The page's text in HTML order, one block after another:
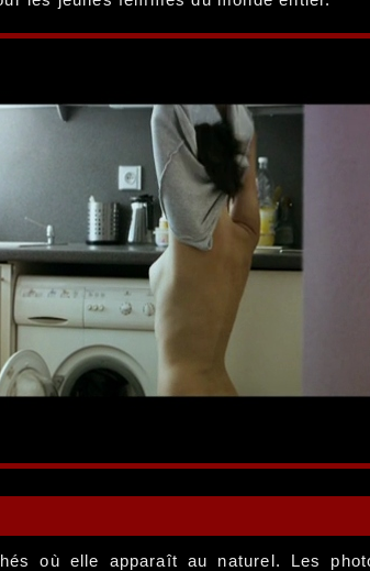
où elle apparaît au naturel. Les